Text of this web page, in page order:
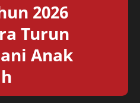
2026
Turun
Anak